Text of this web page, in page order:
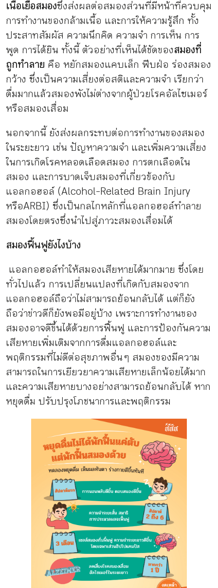
เนื้อเยื่อสมองซึ่งส่งผลต่อสมองส่วนที่มีหน้าที่ควบคุม
การทำงานของกล้ามเนื้อ และการให้ความรู้สึก ทั้ง
ประสาทสัมผัส ความนึกคิด ความจำ การเห็น การ
พูด การได้ยิน ทั้งนี้ ตัวอย่างที่เห็นได้ชัดของสมองที่
ถูกทำลาย คือ หยักสมองแคบเล็ก ฟีบฝ่อ ร่องสมอง
กว้าง ซึ่งเป็นความเสี่ยงต่อสติและความจำ เรียกว่า
ดื่มมากแล้วสมองพังไม่ต่างจากผู้ป่วยโรคอัลไซเมอร์
หรือสมองเสื่อม
นอกจากนี้ ยังส่งผลกระทบต่อการทำงานของสมอง
ในระยะยาว เช่น ปัญหาความจำ และเพิ่มความเสี่ยง
ในการเกิดโรคหลอดเลือดสมอง การตกเลือดใน
สมอง และการบาดเจ็บสมองที่เกี่ยวข้องกับ
แอลกอฮอล์ (Alcohol-Related Brain Injury
หรือ ARBI) ซึ่งเป็นกลไกหลักที่แอลกอฮอล์ทำลาย
สมองโดยตรงซึ่งนำไปสู่ภาวะสมองเสื่อมได้
สมองฟื้นฟูยังไงบ้าง
แอลกอฮอล์ทำให้สมองเสียหายได้มากมาย ซึ่งโดย
ทั่วไปแล้ว การเปลี่ยนแปลงที่เกิดกับสมองจาก
แอลกอฮอล์ถือว่าไม่สามารถย้อนกลับได้ แต่ก็ยัง
ถือว่าข่าวดีก็ยังพอมีอยู่บ้าง เพราะการทำงานของ
สมองอาจดีขึ้นได้ด้วยการฟื้นฟู และการป้องกันความ
เสียหายเพิ่มเติมจากการดื่มแอลกอฮอล์และ
พฤติกรรมที่ไม่ดีต่อสุขภาพอื่น ๆ สมองของมีความ
สามารถในการเยียวยาความเสียหายเล็กน้อยได้มาก
และความเสียหายบางอย่างสามารถย้อนกลับได้ หาก
หยุดดื่ม ปรับปรุงโภชนาการและพฤติกรรม